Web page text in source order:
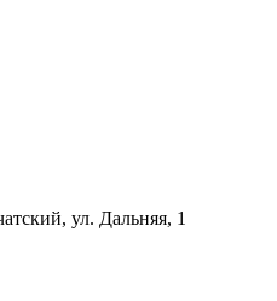
ул. Дальняя, 1